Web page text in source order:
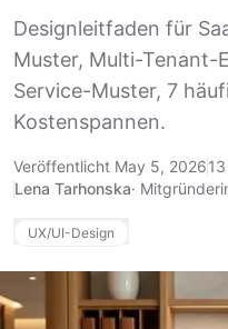
Designleitfaden für
Muster, Multi-Tenant-
Service-Muster, 7
Kostenspannen.
Veröffentlicht May 5, 2026
Lena Tarhonska·
UX/UI-Design